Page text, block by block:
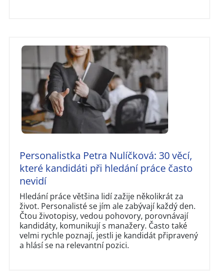
Personalistka Petra Nulíčková: 30 věcí,
které kandidáti při hledání práce často
nevidí
Hledání práce většina lidí zažije několikrát za
život. Personalisté se jím ale zabývají každý den.
Čtou životopisy, vedou pohovory, porovnávají
kandidáty, komunikují s manažery. Často také
velmi rychle poznají, jestli je kandidát připravený
a hlásí se na relevantní pozici.